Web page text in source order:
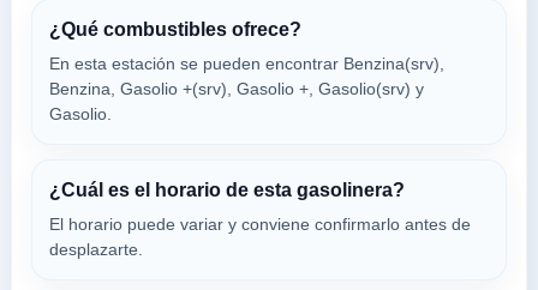
16141
Geraci Roberto
a 1.85 Km
GENOVA,
16141
¿Qué combustibles ofrece?
En esta estación se pueden encontrar Benzina(srv),
Benzina, Gasolio +(srv), Gasolio +, Gasolio(srv) y
Gasolio.
¿Cuál es el horario de esta gasolinera?
El horario puede variar y conviene confirmarlo antes de
desplazarte.